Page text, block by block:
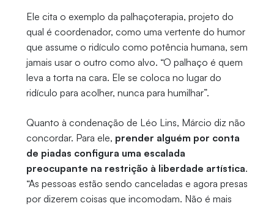
Ele cita o exemplo da palhaçoterapia, projeto do
qual é coordenador, como uma vertente do humor
que assume o ridículo como potência humana, sem
jamais usar o outro como alvo. “O palhaço é quem
leva a torta na cara. Ele se coloca no lugar do
ridículo para acolher, nunca para humilhar”.
Quanto à condenação de Léo Lins, Márcio diz não
concordar. Para ele, prender alguém por conta
de piadas configura uma escalada
preocupante na restrição à liberdade artística.
“As pessoas estão sendo canceladas e agora presas
por dizerem coisas que incomodam. Não é mais